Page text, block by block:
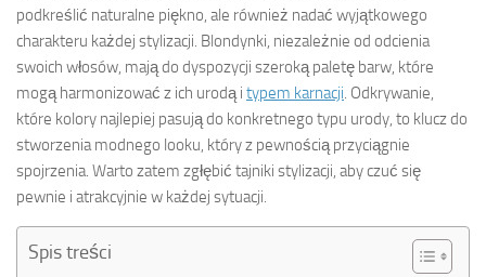
podkreślić naturalne piękno, ale również nadać wyjątkowego
charakteru każdej stylizacji. Blondynki, niezależnie od odcienia
swoich włosów, mają do dyspozycji szeroką paletę barw, które
mogą harmonizować z ich urodą i typem karnacji. Odkrywanie,
które kolory najlepiej pasują do konkretnego typu urody, to klucz do
stworzenia modnego looku, który z pewnością przyciągnie
spojrzenia. Warto zatem zgłębić tajniki stylizacji, aby czuć się
pewnie i atrakcyjnie w każdej sytuacji.
Spis treści